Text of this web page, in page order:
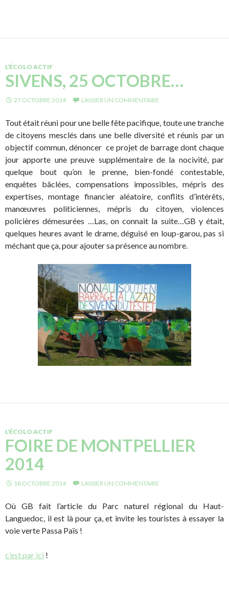
L’ÉCOLO ACTIF
SIVENS, 25 OCTOBRE…
27 OCTOBRE 2014 LAISSER UN COMMENTAIRE
Tout était réuni pour une belle fête pacifique, toute une tranche
de citoyens mesclés dans une belle diversité et réunis par un
objectif commun, dénoncer ce projet de barrage dont chaque
jour apporte une preuve supplémentaire de la nocivité, par
quelque bout qu’on le prenne, bien-fondé contestable,
enquêtes bâclées, compensations impossibles, mépris des
expertises, montage financier aléatoire, conflits d’intérêts,
manœuvres politiciennes, mépris du citoyen, violences
policières démesurées …Las, on connait la suite…GB y était,
quelques heures avant le drame, déguisé en loup-garou, pas si
méchant que ça, pour ajouter sa présence au nombre.
L’ÉCOLO ACTIF
FOIRE DE MONTPELLIER
2014
18 OCTOBRE 2014 LAISSER UN COMMENTAIRE
Où GB fait l’article du Parc naturel régional du Haut-
Languedoc, il est là pour ça, et invite les touristes à essayer la
voie verte Passa Païs !
c’est par ici !